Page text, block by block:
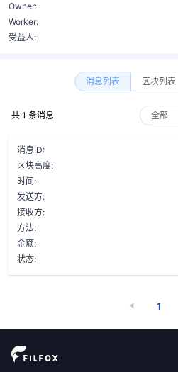
Owner:
Worker:
受益人:
消息列表 区块列表
共 1 条消息
消息ID:
区块高度:
时间:
发送方:
接收方:
方法:
金额:
状态:
1